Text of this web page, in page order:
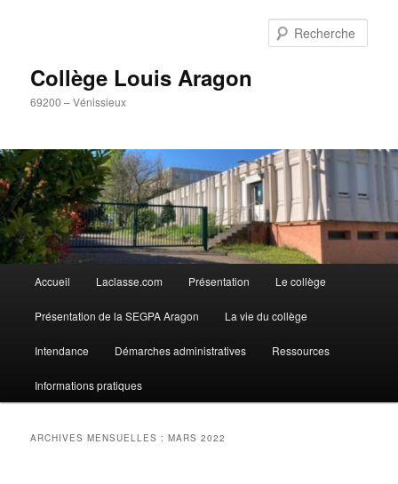
Collège Louis Aragon
69200 – Vénissieux
principal
Accueil Laclasse.com Présentation Le collège
Présentation de la SEGPA Aragon La vie du collège
Intendance Démarches administratives Ressources
Informations pratiques
ARCHIVES MENSUELLES :MARS 2022